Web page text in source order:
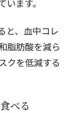
ます。
と、血中コレ
脂肪酸を減ら
クを低減する
べる